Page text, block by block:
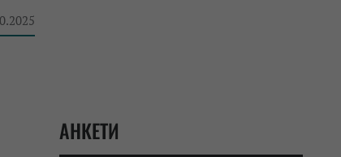
АНКЕТИ